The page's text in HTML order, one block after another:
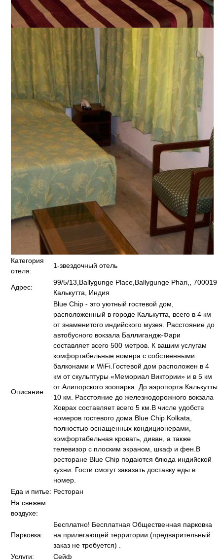
Категория
отеля:
1-звездочный отель
Адрес:
99/5/13,Ballygunge Place,Ballygunge Phari,, 700019
Калькутта, Индия
Описание:
Blue Chip - это уютный гостевой дом,
расположенный в городе Калькутта, всего в 4 км
от знаменитого индийского музея. Расстояние до
автобусного вокзала Баллигандж-Фари
составляет всего 500 метров. К вашим услугам
комфортабельные номера с собственными
балконами и WiFi.Гостевой дом расположен в 4
км от скульптуры «Мемориал Виктории» и в 5 км
от Алипорского зоопарка. До аэропорта Калькутты
10 км. Расстояние до железнодорожного вокзала
Ховрах составляет всего 5 км.В числе удобств
номеров гостевого дома Blue Chip Kolkata,
полностью оснащенных кондиционерами,
комфортабельная кровать, диван, а также
телевизор с плоским экраном, шкаф и фен.В
ресторане Blue Chip подаются блюда индийской
кухни. Гости смогут заказать доставку еды в
номер.
Еда и питье: Ресторан
На свежем
воздухе:
Парковка:
Бесплатно! Бесплатная Общественная парковка
на прилегающей территории (предварительный
заказ не требуется) .
Услуги:
Сейф